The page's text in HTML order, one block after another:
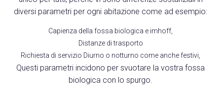
diversi parametri per ogni abitazione come ad esempio:
Capienza della fossa biologica e imhoff,
Distanze di trasporto
Richiesta di servizio Diurno o notturno come anche festivi,
Questi parametri incidono per svuotare la vostra fossa
biologica con lo spurgo.